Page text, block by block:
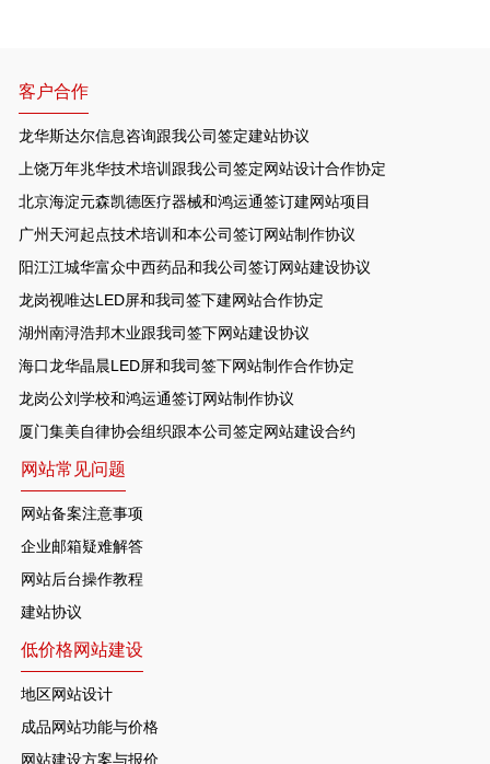
客户合作
龙华斯达尔信息咨询跟我公司签定建站协议
上饶万年兆华技术培训跟我公司签定网站设计合作协定
北京海淀元森凯德医疗器械和鸿运通签订建网站项目
广州天河起点技术培训和本公司签订网站制作协议
阳江江城华富众中西药品和我公司签订网站建设协议
龙岗视唯达LED屏和我司签下建网站合作协定
湖州南浔浩邦木业跟我司签下网站建设协议
海口龙华晶晨LED屏和我司签下网站制作合作协定
龙岗公刘学校和鸿运通签订网站制作协议
厦门集美自律协会组织跟本公司签定网站建设合约
网站常见问题
网站备案注意事项
企业邮箱疑难解答
网站后台操作教程
建站协议
低价格网站建设
地区网站设计
成品网站功能与价格
网站建设方案与报价